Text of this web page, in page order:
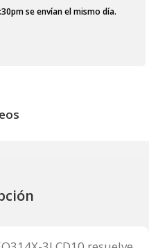
se envían el mismo día.